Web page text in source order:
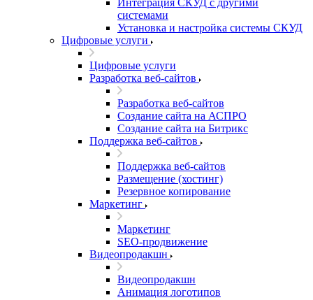
Интеграция СКУД с другими
системами
Установка и настройка системы СКУД
Цифровые услуги
Цифровые услуги
Разработка веб-сайтов
Разработка веб-сайтов
Создание сайта на АСПРО
Создание сайта на Битрикс
Поддержка веб-сайтов
Поддержка веб-сайтов
Размещение (хостинг)
Резервное копирование
Маркетинг
Маркетинг
SEO-продвижение
Видеопродакшн
Видеопродакшн
Анимация логотипов